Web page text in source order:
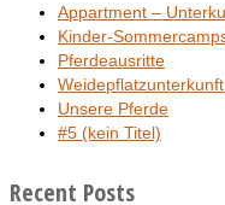
Appartment –
Kinder-
Pferdeausritte
Unsere Pferde
#5 (kein Titel)
Recent Posts